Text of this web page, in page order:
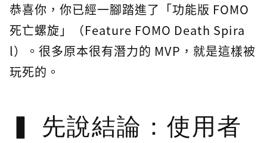
恭喜你，你已經一腳踏進了「功能版 FOMO
死亡螺旋」（Feature FOMO Death Spira
l）。很多原本很有潛力的 MVP，就是這樣被
玩死的。
先說結論：使用者